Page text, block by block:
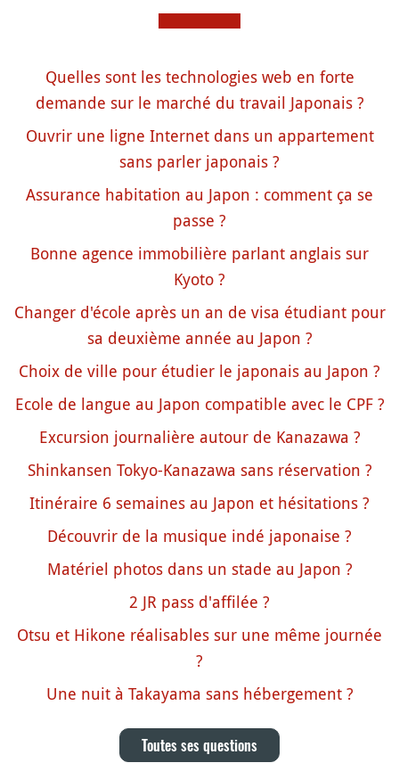
Quelles sont les technologies web en forte
demande sur le marché du travail Japonais ?
Ouvrir une ligne Internet dans un appartement
sans parler japonais ?
Assurance habitation au Japon : comment ça se
passe ?
Bonne agence immobilière parlant anglais sur
Kyoto ?
Changer d'école après un an de visa étudiant pour
sa deuxième année au Japon ?
Choix de ville pour étudier le japonais au Japon ?
Ecole de langue au Japon compatible avec le CPF ?
Excursion journalière autour de Kanazawa ?
Shinkansen Tokyo-Kanazawa sans réservation ?
Itinéraire 6 semaines au Japon et hésitations ?
Découvrir de la musique indé japonaise ?
Matériel photos dans un stade au Japon ?
2 JR pass d'affilée ?
Otsu et Hikone réalisables sur une même journée
?
Une nuit à Takayama sans hébergement ?
Toutes ses questions